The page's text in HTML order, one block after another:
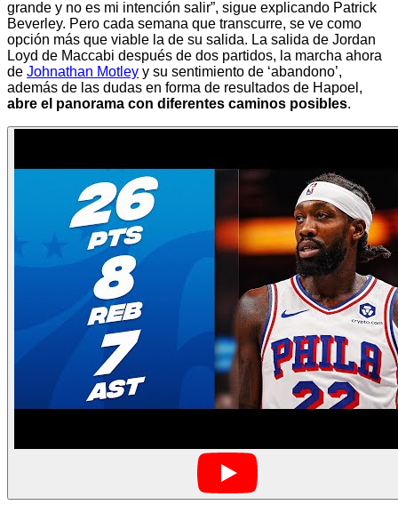
grande y no es mi intención salir”, sigue explicando Patrick
Beverley. Pero cada semana que transcurre, se ve como
opción más que viable la de su salida. La salida de Jordan
Loyd de Maccabi después de dos partidos, la marcha ahora
de Johnathan Motley y su sentimiento de ‘abandono’,
además de las dudas en forma de resultados de Hapoel,
abre el panorama con diferentes caminos posibles.